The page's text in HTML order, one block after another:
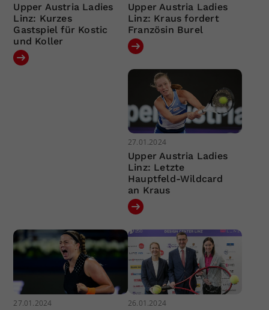
Upper Austria Ladies
Linz: Kurzes
Gastspiel für Kostic
und Koller
Upper Austria Ladies
Linz: Kraus fordert
Französin Burel
27.01.2024
Upper Austria Ladies
Linz: Letzte
Hauptfeld-Wildcard
an Kraus
27.01.2024 26.01.2024